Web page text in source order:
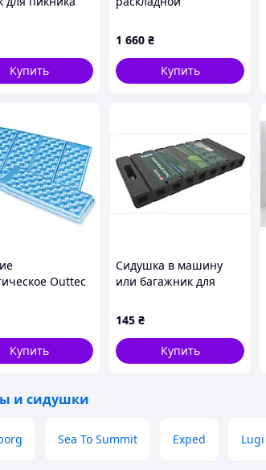
для пикника
для
для
Купить
олива
1 660 ₴
Купить
Outtec
Купить
Сидушка в машину
или багажник для
145 ₴
Купить
и сидушки
Sea To Summit Exped Lugi